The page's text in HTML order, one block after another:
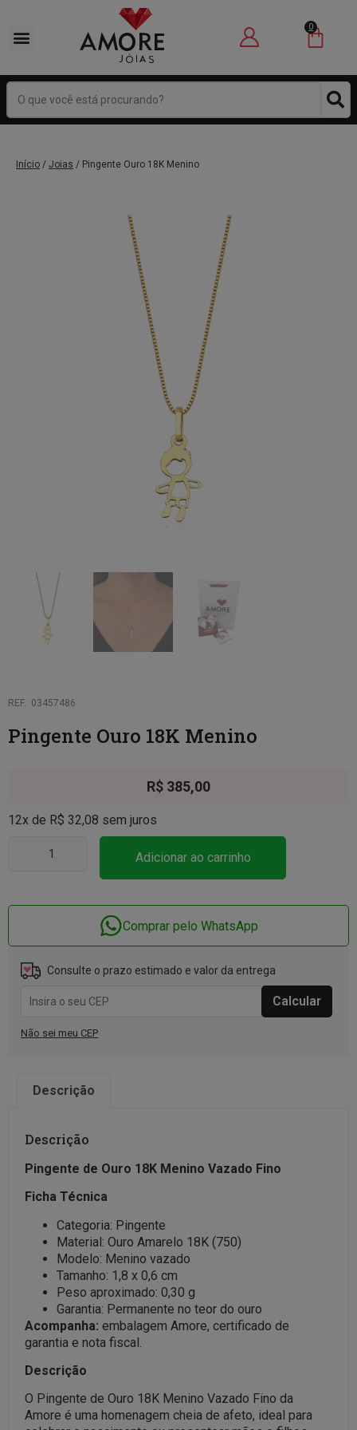
0
Início / Joias / Pingente Ouro 18K Menino
REF.: 03457486
Pingente Ouro 18K Menino
R$ 385,00
12x de R$ 32,08 sem juros
Adicionar ao carrinho
Comprar pelo WhatsApp
Consulte o prazo estimado e valor da entrega
Não sei meu CEP
Descrição
Descrição
Pingente de Ouro 18K Menino Vazado Fino
Ficha Técnica
Categoria: Pingente
Material: Ouro Amarelo 18K (750)
Modelo: Menino vazado
Tamanho: 1,8 x 0,6 cm
Peso aproximado: 0,30 g
Garantia: Permanente no teor do ouro
Acompanha: embalagem Amore, certificado de
garantia e nota fiscal.
Descrição
O Pingente de Ouro 18K Menino Vazado Fino da
Amore é uma homenagem cheia de afeto, ideal para